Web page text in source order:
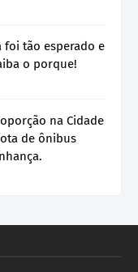
foi tão esperado e
o porque!
na Cidade
de ônibus